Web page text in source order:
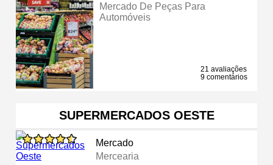
Mercado De Peças Para
Automóveis
21 avaliações
9 comentários
SUPERMERCADOS OESTE
Mercado
Mercearia